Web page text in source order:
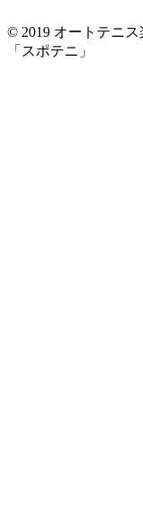
© 2019 オートテニ
「スポテニ」